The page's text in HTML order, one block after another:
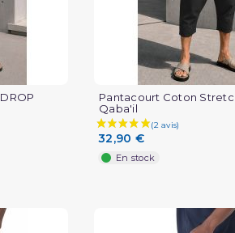
Pantacourt Coton
Qaba'il
32,90 €
En stock